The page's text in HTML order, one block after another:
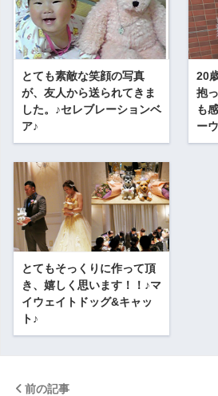
とても素敵な笑顔の写真
が、友人から送られてきま
した。♪セレブレーションベ
ア♪
20
抱
も
ー
とてもそっくりに作って頂
き、嬉しく思います！！♪マ
イウェイトドッグ&キャッ
ト♪
前の記事